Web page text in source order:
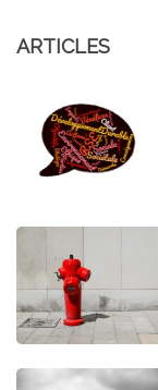
ARTICLES